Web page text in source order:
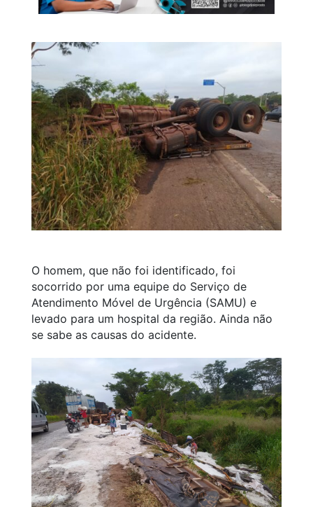
O homem, que não foi identificado, foi
socorrido por uma equipe do Serviço de
Atendimento Móvel de Urgência (SAMU) e
levado para um hospital da região. Ainda não
se sabe as causas do acidente.